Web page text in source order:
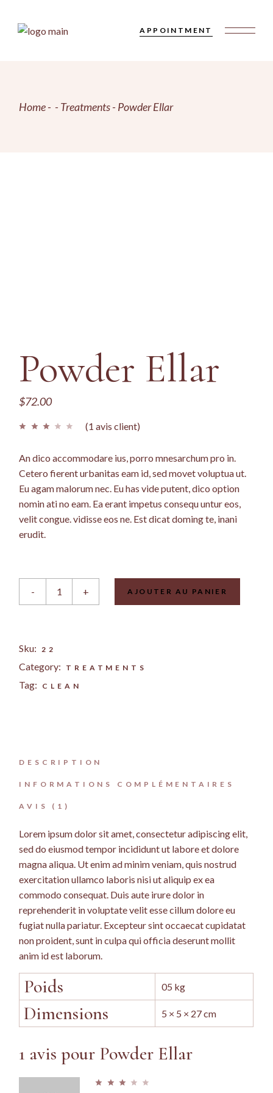
content
APPOINTMENT
Home Treatments Powder Ellar
Powder Ellar
$72.00
(1 avis client)
An dico accommodare ius, porro mnesarchum pro in.
Cetero fierent urbanitas eam id, sed movet voluptua ut.
Eu agam malorum nec. Eu has vide putent, dico option
nomin ati no eam. Ea erant impetus consequ untur eos,
velit congue. vidisse eos ne. Est dicat doming te, inani
erudit.
Powder Ellar quantity
- + AJOUTER AU PANIER
Sku: 22
Category: TREATMENTS
Tag: CLEAN
DESCRIPTION
INFORMATIONS COMPLÉMENTAIRES
AVIS (1)
Lorem ipsum dolor sit amet, consectetur adipiscing elit,
sed do eiusmod tempor incididunt ut labore et dolore
magna aliqua. Ut enim ad minim veniam, quis nostrud
exercitation ullamco laboris nisi ut aliquip ex ea
commodo consequat. Duis aute irure dolor in
reprehenderit in voluptate velit esse cillum dolore eu
fugiat nulla pariatur. Excepteur sint occaecat cupidatat
non proident, sunt in culpa qui officia deserunt mollit
anim id est laborum.
Poids 05 kg
Dimensions 5 × 5 × 27 cm
1 avis pour Powder Ellar